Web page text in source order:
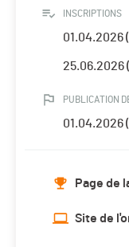
INSCRIPTIONS
01.04.2026
25.06.2026
PUBLICATION
01.04.2026
Page de
Site de